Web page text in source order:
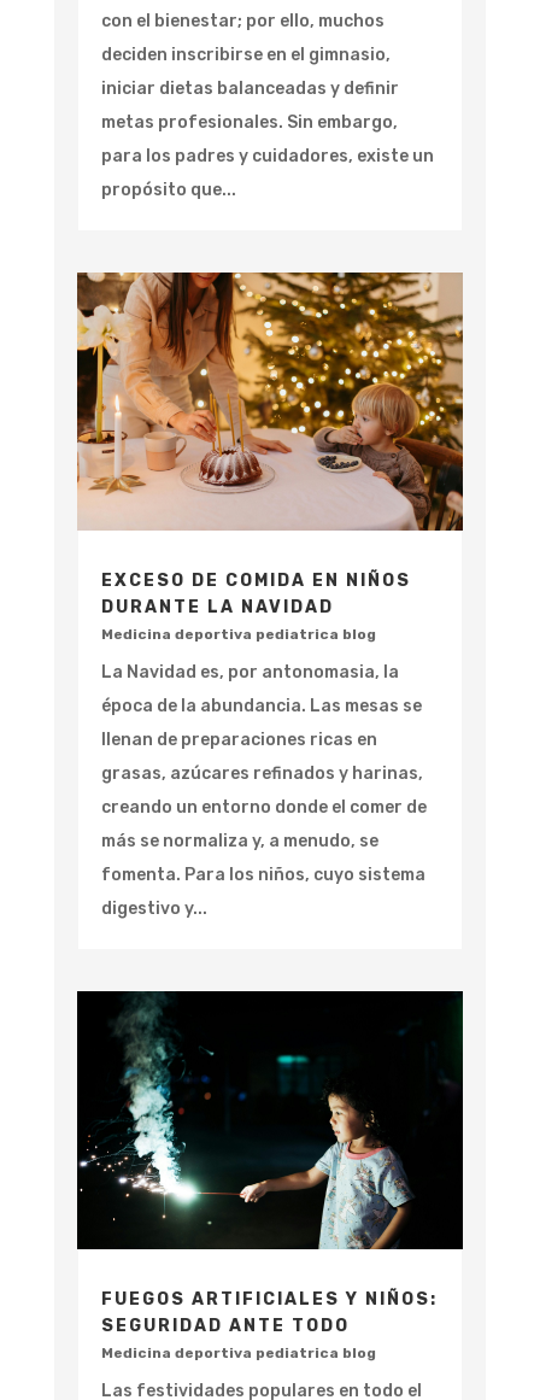
con el bienestar; por ello, muchos
deciden inscribirse en el gimnasio,
iniciar dietas balanceadas y definir
metas profesionales. Sin embargo,
para los padres y cuidadores, existe un
propósito que...
EXCESO DE COMIDA EN NIÑOS
DURANTE LA NAVIDAD
Medicina deportiva pediatrica blog
La Navidad es, por antonomasia, la
época de la abundancia. Las mesas se
llenan de preparaciones ricas en
grasas, azúcares refinados y harinas,
creando un entorno donde el comer de
más se normaliza y, a menudo, se
fomenta. Para los niños, cuyo sistema
digestivo y...
FUEGOS ARTIFICIALES Y NIÑOS:
SEGURIDAD ANTE TODO
Medicina deportiva pediatrica blog
Las festividades populares en todo el